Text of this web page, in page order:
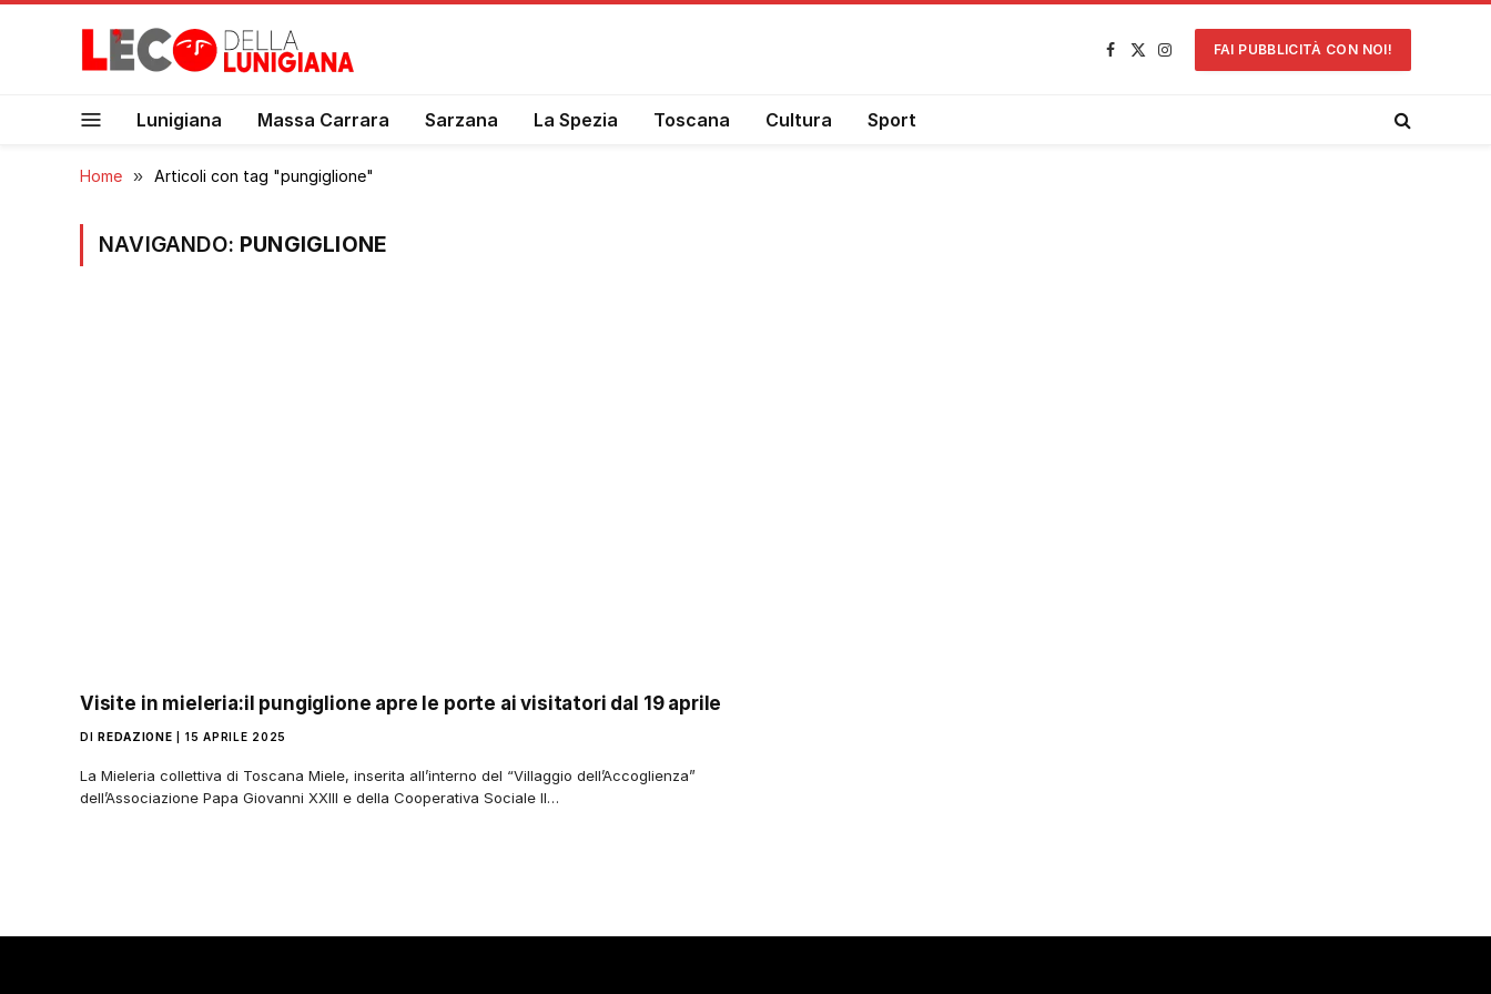
Facebook
X
Instagram
FAI PUBBLICITÀ CON NOI!
Lunigiana Massa Carrara Sarzana La Spezia Toscana Cultura Sport
Home » Articoli con tag "pungiglione"
NAVIGANDO: PUNGIGLIONE
Visite in mieleria:il pungiglione apre le porte ai visitatori dal 19 aprile
DI REDAZIONE 15 APRILE 2025
La Mieleria collettiva di Toscana Miele, inserita all’interno del “Villaggio dell’Accoglienza”
dell’Associazione Papa Giovanni XXIII e della Cooperativa Sociale ll…